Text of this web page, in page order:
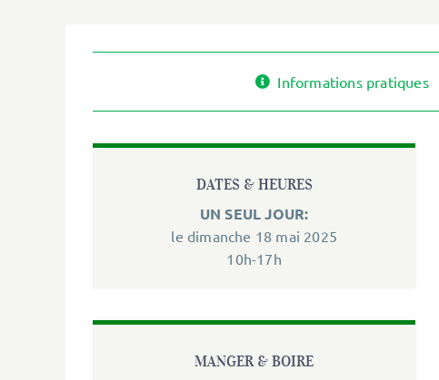
Informations pratiques
DATES & HEURES
UN SEUL JOUR:
le dimanche 18 mai 2025
10h-17h
MANGER & BOIRE